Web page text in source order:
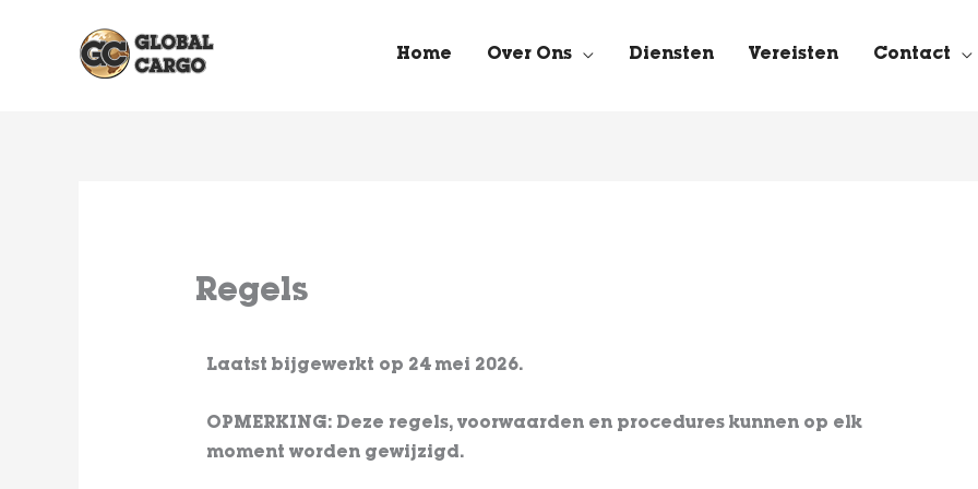
Home Over Ons Diensten Vereisten Contact
Regels
Laatst bijgewerkt op 24 mei 2026.
OPMERKING: Deze regels, voorwaarden en procedures kunnen op elk
moment worden gewijzigd.